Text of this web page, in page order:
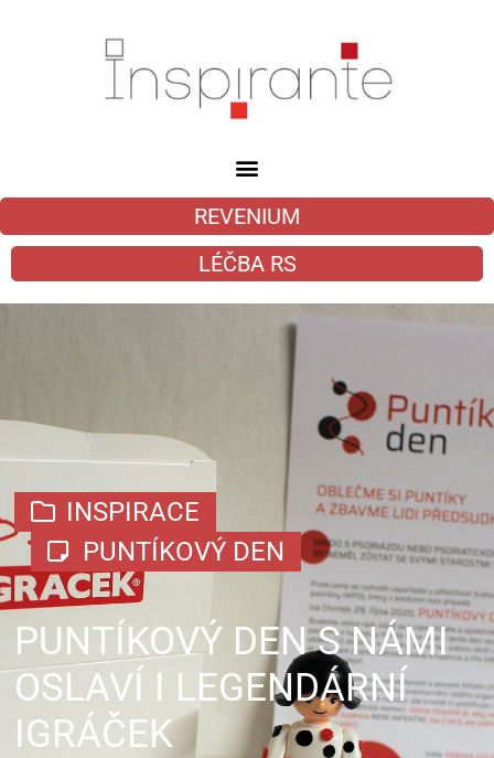
REVENIUM
LÉČBA RS
INSPIRACE
PUNTÍKOVÝ DEN
PUNTÍKOVÝ DEN S NÁMI
OSLAVÍ I LEGENDÁRNÍ
IGRÁČEK